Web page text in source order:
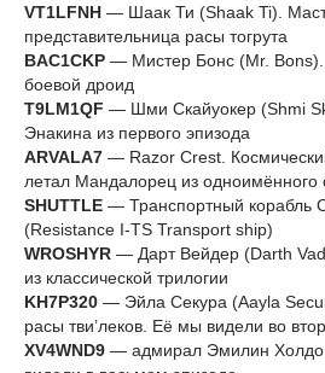
VT1LFNH — Шаак Ти (Shaak Ti).
представительница расы тогрута
BAC1CKP — Мистер Бонс (Mr.
боевой дроид
T9LM1QF — Шми Скайуокер (Shmi
Энакина из первого эпизода
ARVALA7 — Razor Crest.
летал Мандалорец из одноимённого
SHUTTLE — Транспортный корабль
(Resistance I-TS Transport ship)
WROSHYR — Дарт Вейдер (Darth
из классической трилогии
KH7P320 — Эйла Секура (Aayla
расы тви’леков. Её мы видели во
XV4WND9 — адмирал Эмилин